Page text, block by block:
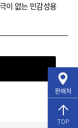
이 없는 민감성용
판매처
TOP